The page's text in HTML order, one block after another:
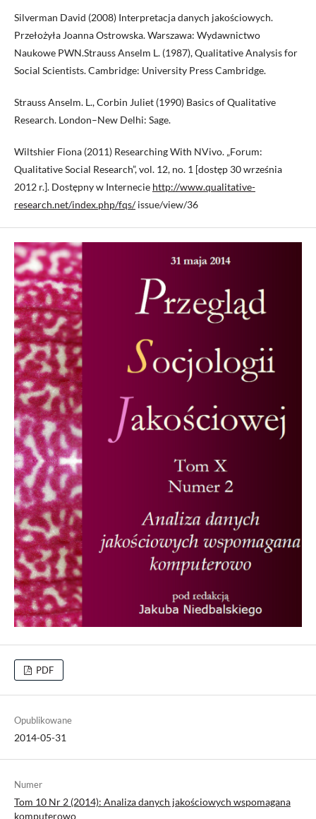
Silverman David (2008) Interpretacja danych jakościowych.
Przełożyła Joanna Ostrowska. Warszawa: Wydawnictwo
Naukowe PWN.Strauss Anselm L. (1987), Qualitative Analysis for
Social Scientists. Cambridge: University Press Cambridge.
Strauss Anselm. L., Corbin Juliet (1990) Basics of Qualitative
Research. London–New Delhi: Sage.
Wiltshier Fiona (2011) Researching With NVivo. „Forum:
Qualitative Social Research”, vol. 12, no. 1 [dostęp 30 września
2012 r.]. Dostępny w Internecie http://www.qualitative-
research.net/index.php/fqs/issue/view/36
PDF
Opublikowane
2014-05-31
Numer
Tom 10 Nr 2 (2014): Analiza danych jakościowych wspomagana
komputerowo